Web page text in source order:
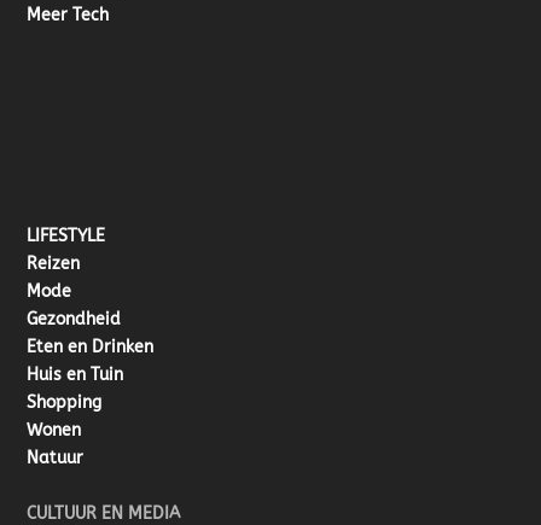
Meer Tech
LIFESTYLE
Reizen
Mode
Gezondheid
Eten en Drinken
Huis en Tuin
Shopping
Wonen
Natuur
CULTUUR EN MEDIA